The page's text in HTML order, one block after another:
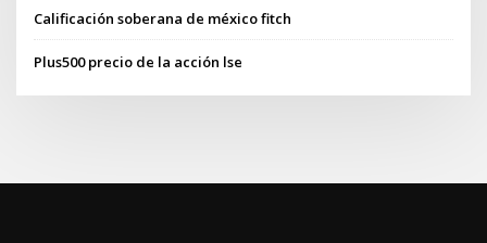
Calificación soberana de méxico fitch
Plus500 precio de la acción lse